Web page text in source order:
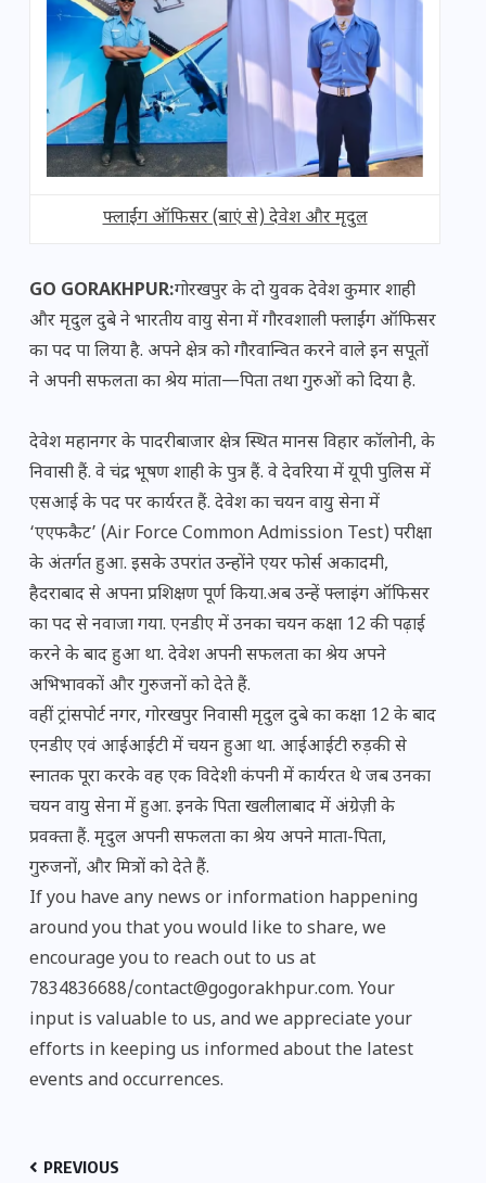
फ्लाईंग ऑफिसर (बाएं से) देवेश और मृदुल
GO GORAKHPUR:गोरखपुर के दो युवक देवेश कुमार शाही
और मृदुल दुबे ने भारतीय वायु सेना में गौरवशाली फ्लाईंग ऑफिसर
का पद पा लिया है. अपने क्षेत्र को गौरवान्वित करने वाले इन सपूतों
ने अपनी सफलता का श्रेय मांता—पिता तथा गुरुओं को दिया है.
देवेश महानगर के पादरीबाजार क्षेत्र स्थित मानस विहार कॉलोनी, के
निवासी हैं. वे चंद्र भूषण शाही के पुत्र हैं. वे देवरिया में यूपी पुलिस में
एसआई के पद पर कार्यरत हैं. देवेश का चयन वायु सेना में
‘एएफकैट’ (Air Force Common Admission Test) परीक्षा
के अंतर्गत हुआ. इसके उपरांत उन्होंने एयर फोर्स अकादमी,
हैदराबाद से अपना प्रशिक्षण पूर्ण किया.अब उन्हें फ्लाइंग ऑफिसर
का पद से नवाजा गया. एनडीए में उनका चयन कक्षा 12 की पढ़ाई
करने के बाद हुआ था. देवेश अपनी सफलता का श्रेय अपने
अभिभावकों और गुरुजनों को देते हैं.
वहीं ट्रांसपोर्ट नगर, गोरखपुर निवासी मृदुल दुबे का कक्षा 12 के बाद
एनडीए एवं आईआईटी में चयन हुआ था. आईआईटी रुड़की से
स्नातक पूरा करके वह एक विदेशी कंपनी में कार्यरत थे जब उनका
चयन वायु सेना में हुआ. इनके पिता खलीलाबाद में अंग्रेज़ी के
प्रवक्ता हैं. मृदुल अपनी सफलता का श्रेय अपने माता-पिता,
गुरुजनों, और मित्रों को देते हैं.
If you have any news or information happening
around you that you would like to share, we
encourage you to reach out to us at
7834836688/contact@gogorakhpur.com. Your
input is valuable to us, and we appreciate your
efforts in keeping us informed about the latest
events and occurrences.
PREVIOUS